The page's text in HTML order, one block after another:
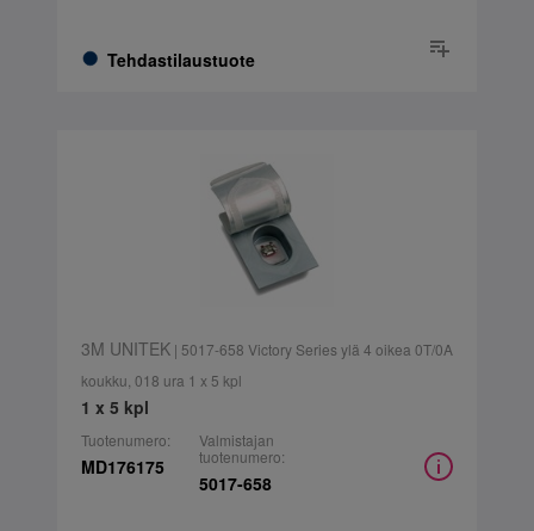
Tehdastilaustuote
3M UNITEK| 5017-658 Victory Series ylä 4 oikea 0T/0A
koukku, 018 ura 1 x 5 kpl
1 x 5 kpl
Tuotenumero:
MD176175
Valmistajan
tuotenumero:
5017-658